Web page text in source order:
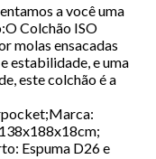
a você uma
Colchão ISO
molas ensacadas
estabilidade, e uma
este colchão é a
Espuma D26 e